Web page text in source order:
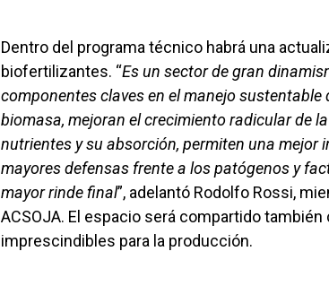
Dentro del programa técnico habrá una
biofertilizantes. “Es un sector de gran
componentes claves en el manejo sustentable
biomasa, mejoran el crecimiento radicular de
nutrientes y su absorción, permiten una mejor
mayores defensas frente a los patógenos y
mayor rinde final”, adelantó Rodolfo Rossi,
ACSOJA. El espacio será compartido
imprescindibles para la producción.